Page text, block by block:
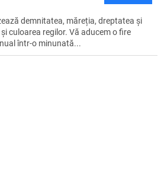
demnitatea, măreția, dreptatea și
culoarea regilor. Vă aducem o fire
într-o minunată...